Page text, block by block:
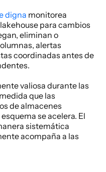
digna monitorea
para cambios
eliminan o
alertas
coordinadas antes de
valiosa durante las
que las
de almacenes
se acelera. El
sistemática
acompaña a las